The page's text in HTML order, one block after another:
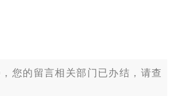
，您的留言相关部门已办结，请查